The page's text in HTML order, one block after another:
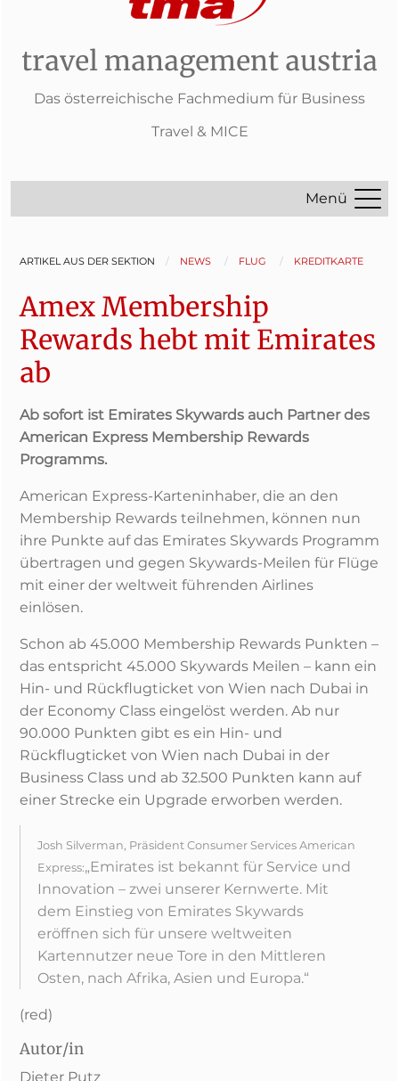
travel management austria
Das österreichische Fachmedium für Business
Travel & MICE
Menü
ARTIKEL AUS DER SEKTION NEWS FLUG KREDITKARTE
Amex Membership
Rewards hebt mit Emirates
ab
Ab sofort ist Emirates Skywards auch Partner des
American Express Membership Rewards
Programms.
American Express-Karteninhaber, die an den
Membership Rewards teilnehmen, können nun
ihre Punkte auf das Emirates Skywards Programm
übertragen und gegen Skywards-Meilen für Flüge
mit einer der weltweit führenden Airlines
einlösen.
Schon ab 45.000 Membership Rewards Punkten –
das entspricht 45.000 Skywards Meilen – kann ein
Hin- und Rückflugticket von Wien nach Dubai in
der Economy Class eingelöst werden. Ab nur
90.000 Punkten gibt es ein Hin- und
Rückflugticket von Wien nach Dubai in der
Business Class und ab 32.500 Punkten kann auf
einer Strecke ein Upgrade erworben werden.
Josh Silverman, Präsident Consumer Services American
Express:„Emirates ist bekannt für Service und
Innovation – zwei unserer Kernwerte. Mit
dem Einstieg von Emirates Skywards
eröffnen sich für unsere weltweiten
Kartennutzer neue Tore in den Mittleren
Osten, nach Afrika, Asien und Europa.“
(red)
Autor/in
Dieter Putz